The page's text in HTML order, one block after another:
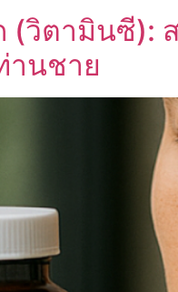
(วิตามินซี):
านชาย